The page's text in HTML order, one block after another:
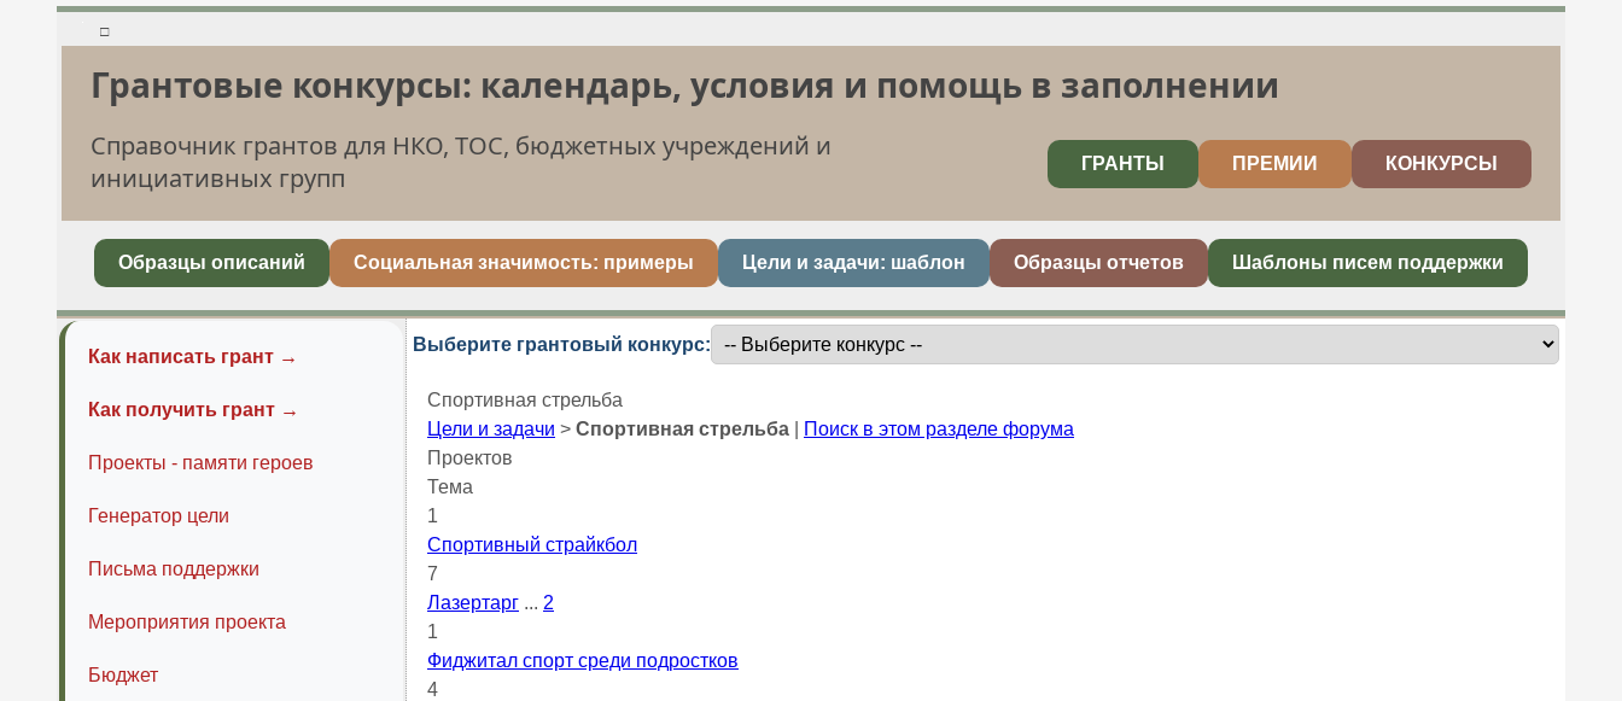
□
Грантовые конкурсы: календарь, условия и помощь в заполнении
Справочник грантов для НКО, ТОС, бюджетных учреждений и
инициативных групп
ГРАНТЫ ПРЕМИИ КОНКУРСЫ
Образцы описаний Социальная значимость: примеры Цели и задачи: шаблон Образцы отчетов Шаблоны писем поддержки
Как написать грант →
Как получить грант →
Проекты - памяти героев
Генератор цели
Письма поддержки
Мероприятия проекта
Бюджет
Выберите грантовый конкурс:
Спортивная стрельба
Цели и задачи > Спортивная стрельба
Поиск в этом разделе форума
Проектов
Тема
1
Спортивный страйкбол
7
Лазертарг ... 2
1
Фиджитал спорт среди подростков
4